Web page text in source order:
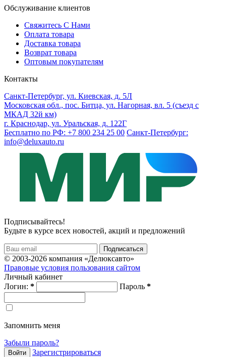
Обслуживание клиентов
Свяжитесь С Нами
Оплата товара
Доставка товара
Возврат товара
Оптовым покупателям
Контакты
Санкт-Петербург, ул. Киевская, д. 5Л
Московская обл., пос. Битца, ул. Нагорная, вл. 5 (съезд с
МКАД 32й км)
г. Краснодар, ул. Уральская, д. 122Г
Бесплатно по РФ: +7 800 234 25 00 Санкт-Петербург:
info@deluxauto.ru
Подписывайтесь!
Будьте в курсе всех новостей, акций и предложений
© 2003-2026 компания «Делюксавто»
Правовые условия пользования сайтом
Личный кабинет
Логин: * Пароль *
Запомнить меня
Забыли пароль?
Зарегистрироваться